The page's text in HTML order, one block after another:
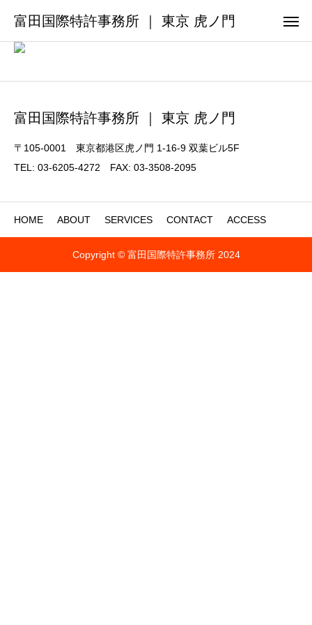
富田国際特許事務所 ｜ 東京 虎ノ門
富田国際特許事務所 ｜ 東京 虎ノ門
〒105-0001 東京都港区虎ノ門 1-16-9 双葉ビル5F
TEL: 03-6205-4272 FAX: 03-3508-2095
HOME ABOUT SERVICES CONTACT ACCESS
Copyright © 富田国際特許事務所 2024